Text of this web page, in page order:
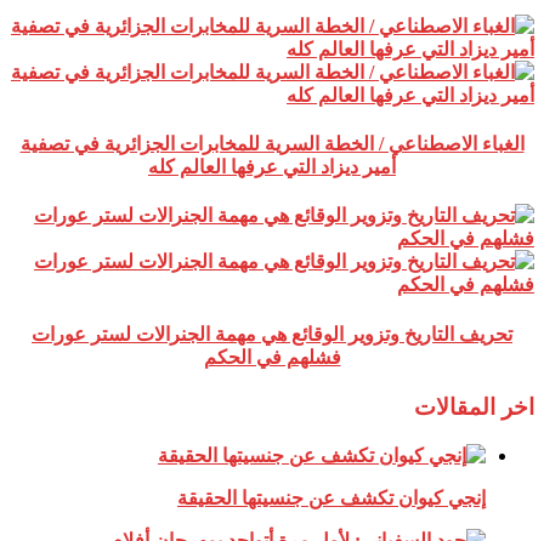
الغباء الاصطناعي / الخطة السرية للمخابرات الجزائرية في تصفية
أمير ديزاد التي عرفها العالم كله
تحريف التاريخ وتزوير الوقائع هي مهمة الجنرالات لستر عورات
فشلهم في الحكم
اخر المقالات
إنجي كيوان تكشف عن جنسيتها الحقيقة